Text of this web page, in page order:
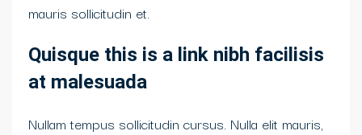
mauris sollicitudin et.
Quisque this is a link nibh facilisis
at malesuada
Nullam tempus sollicitudin cursus. Nulla elit mauris,